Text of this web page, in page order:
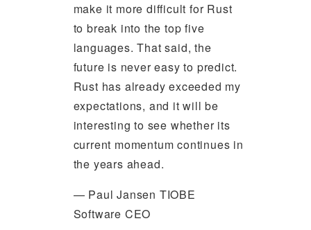
make it more difficult for Rust
to break into the top five
languages. That said, the
future is never easy to predict.
Rust has already exceeded my
expectations, and it will be
interesting to see whether its
current momentum continues in
the years ahead.
— Paul Jansen TIOBE
Software CEO